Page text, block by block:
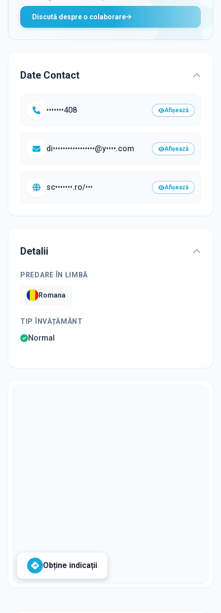
Discută despre o colaborare
Date Contact
•••••••408 Afișează
di•••••••••••••••••@y••••.com Afișează
sc•••••••.ro/••• Afișează
Detalii
PREDARE ÎN LIMBĂ
Romana
TIP ÎNVĂȚĂMÂNT
Normal
Obține indicații